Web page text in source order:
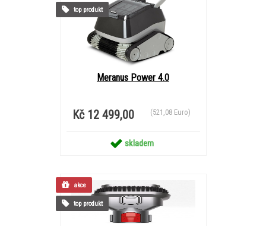
Meranus Power 4.0
Kč 12 499,00 (521,08 Euro)
skladem
top produkt
akce
top produkt